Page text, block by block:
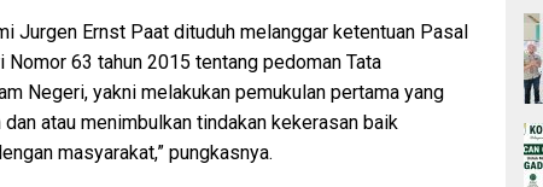
Jurgen Ernst Paat dituduh melanggar ketentuan Pasal
63 tahun 2015 tentang pedoman Tata
Negeri, yakni melakukan pemukulan pertama yang
atau menimbulkan tindakan kekerasan baik
masyarakat,” pungkasnya.